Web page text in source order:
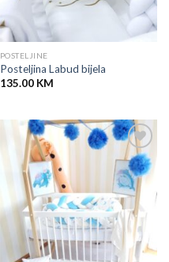
POSTELJINE
Posteljina Labud bijela
135.00 KM